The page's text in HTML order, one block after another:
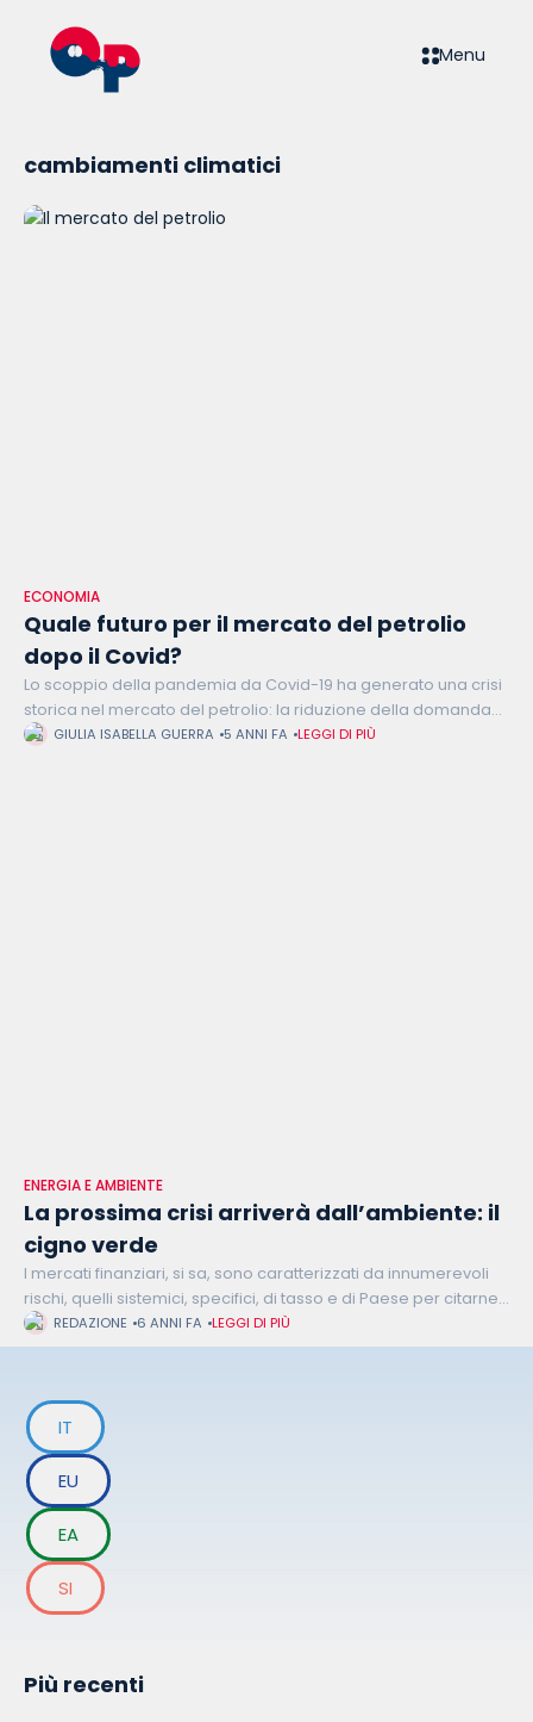
Menu
cambiamenti climatici
ECONOMIA
Quale futuro per il mercato del petrolio
dopo il Covid?
Lo scoppio della pandemia da Covid-19 ha generato una crisi
storica nel mercato del petrolio: la riduzione della domanda
nel 2020 rispetto al 2019 ha portato a uno shock che
GIULIA ISABELLA GUERRA 5 ANNI FA LEGGI DI PIÙ
ENERGIA E AMBIENTE
La prossima crisi arriverà dall’ambiente: il
cigno verde
I mercati finanziari, si sa, sono caratterizzati da innumerevoli
rischi, quelli sistemici, specifici, di tasso e di Paese per citarne
alcuni. Eppure negli ultimi anni un altro tipo di rischio,
REDAZIONE 6 ANNI FA LEGGI DI PIÙ
IT
EU
EA
SI
Più recenti